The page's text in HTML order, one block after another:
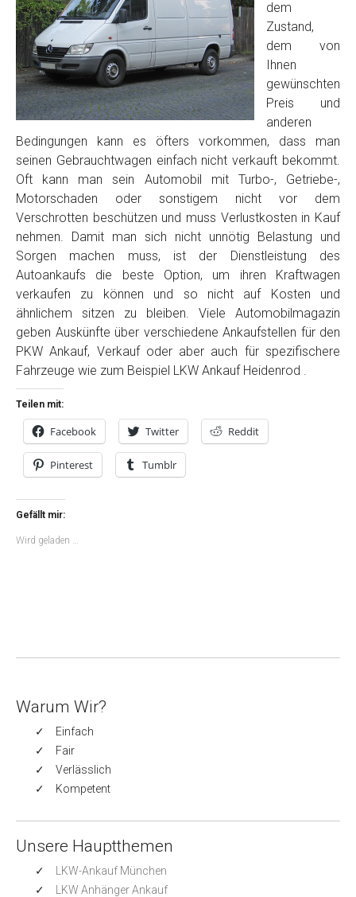
dem
Zustand,
dem von
Ihnen
gewünschten
Preis und
anderen
Bedingungen kann es öfters vorkommen, dass man
seinen Gebrauchtwagen einfach nicht verkauft bekommt.
Oft kann man sein Automobil mit Turbo-, Getriebe-,
Motorschaden oder sonstigem nicht vor dem
Verschrotten beschützen und muss Verlustkosten in Kauf
nehmen. Damit man sich nicht unnötig Belastung und
Sorgen machen muss, ist der Dienstleistung des
Autoankaufs die beste Option, um ihren Kraftwagen
verkaufen zu können und so nicht auf Kosten und
ähnlichem sitzen zu bleiben. Viele Automobilmagazin
geben Auskünfte über verschiedene Ankaufstellen für den
PKW Ankauf, Verkauf oder aber auch für spezifischere
Fahrzeuge wie zum Beispiel LKW Ankauf Heidenrod .
Teilen mit:
Facebook Twitter Reddit
Pinterest Tumblr
Gefällt mir:
Wird geladen …
Warum Wir?
Einfach
Fair
Verlässlich
Kompetent
Unsere Hauptthemen
LKW-Ankauf München
LKW Anhänger Ankauf